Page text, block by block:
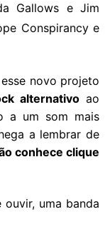
Gallows e Jim
Conspirancy e
novo projeto
alternativo ao
a um som mais
a lembrar de
conhece clique
uma banda